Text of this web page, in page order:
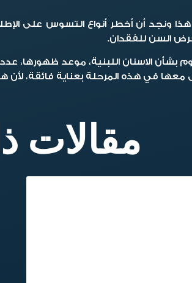
ونجد أن أخطر أنواع التسوس على
السن للفقدان.
بشأن الاسنان اللبنية، موعد ظهورها،
معها في هذه المرحلة بعناية فائقة،
مقالات